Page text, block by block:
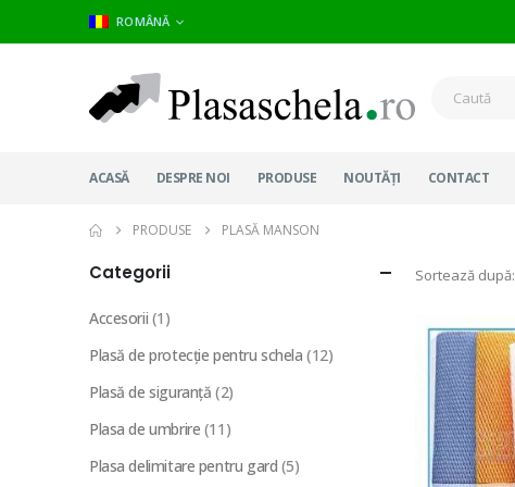
ROMÂNĂ
ACASĂ DESPRE NOI PRODUSE NOUTĂȚI CONTACT
PRODUSE PLASĂ MANSON
Sortează după:
Categorii
Accesorii (1)
Plasă de protecție pentru schela (12)
Plasă de siguranță (2)
Plasa de umbrire (11)
Plasa delimitare pentru gard (5)